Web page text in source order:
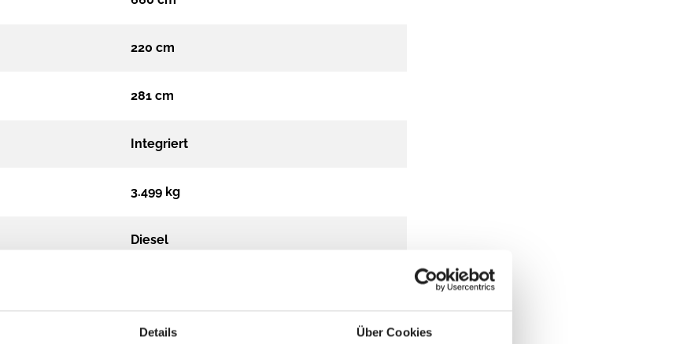
Details Über Cookies
220 cm
281 cm
Integriert
3.499 kg
Diesel
140 MultiJet 3